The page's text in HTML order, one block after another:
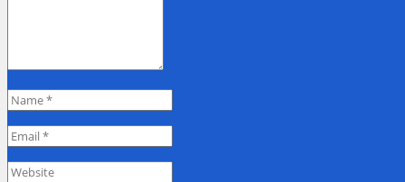
Name
Email
Website